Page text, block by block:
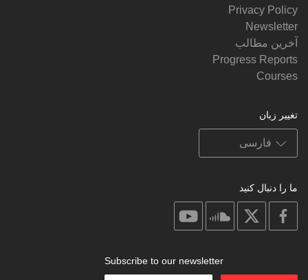
Privacy Policy
Newsletter
آخرین مطالب
Progress Reports
Courses
تغییر زبان
ما را دنبال کنید
facebook
soundcloud
Subscribe to our newsletter